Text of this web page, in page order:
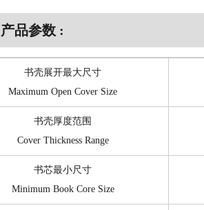
产品参数 :
书壳展开最大尺寸
Maximum Open Cover Size
书壳厚度范围
Cover Thickness Range
书芯最小尺寸
Minimum Book Core Size